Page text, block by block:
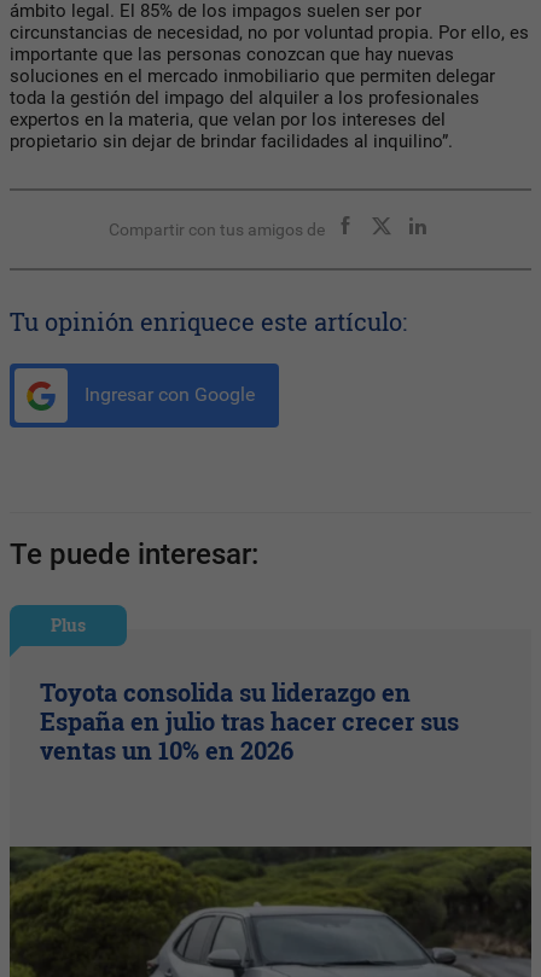
ámbito legal. El 85% de los impagos suelen ser por
circunstancias de necesidad, no por voluntad propia. Por ello, es
importante que las personas conozcan que hay nuevas
soluciones en el mercado inmobiliario que permiten delegar
toda la gestión del impago del alquiler a los profesionales
expertos en la materia, que velan por los intereses del
propietario sin dejar de brindar facilidades al inquilino”.
Compartir con tus amigos de
Tu opinión enriquece este artículo:
Ingresar con Google
Te puede interesar:
Plus
Toyota consolida su liderazgo en
España en julio tras hacer crecer sus
ventas un 10% en 2026